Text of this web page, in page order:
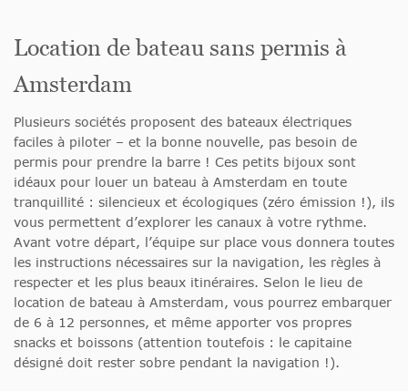
Location de bateau sans permis à
Amsterdam
Plusieurs sociétés proposent des bateaux électriques
faciles à piloter – et la bonne nouvelle, pas besoin de
permis pour prendre la barre ! Ces petits bijoux sont
idéaux pour louer un bateau à Amsterdam en toute
tranquillité : silencieux et écologiques (zéro émission !), ils
vous permettent d’explorer les canaux à votre rythme.
Avant votre départ, l’équipe sur place vous donnera toutes
les instructions nécessaires sur la navigation, les règles à
respecter et les plus beaux itinéraires. Selon le lieu de
location de bateau à Amsterdam, vous pourrez embarquer
de 6 à 12 personnes, et même apporter vos propres
snacks et boissons (attention toutefois : le capitaine
désigné doit rester sobre pendant la navigation !).